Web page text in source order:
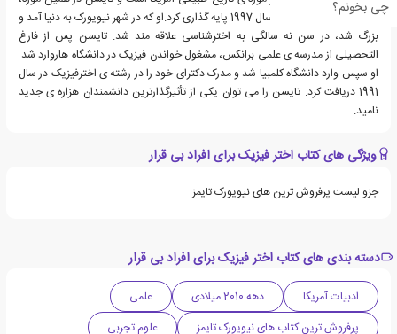
چی بخونم؟
دپارتمان اخترفیزیک را در سال 1997 پایه گذاری کرد.او که در شهر نیویورک به دنیا آمد و
بزرگ شد، در سن نه سالگی به اخترشناسی علاقه مند شد. تایسن پس از فارغ
التحصیلی از مدرسه ی علمی برانکس، مشغول خواندن فیزیک در دانشگاه هاروارد شد.
او سپس وارد دانشگاه کلمبیا شد و مدرک دکترای خود را در رشته ی اخترفیزیک در سال
1991 دریافت کرد. تایسن را می توان یکی از تأثیرگذارترین دانشمندان هزاره ی جدید
نامید.
ویژگی های کتاب اختر فیزیک برای افراد بی قرار
جزو لیست پرفروش ترین های نیویورک تایمز
دسته بندی های کتاب اختر فیزیک برای افراد بی قرار
ادبیات آمریکا دهه 2010 میلادی
علمی
پرفروش ترین کتاب های نیویورک تایمز
علوم تجربی